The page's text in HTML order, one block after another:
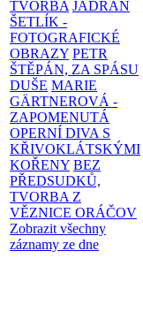
TVORBA JADRAN
ŠETLÍK -
FOTOGRAFICKÉ
OBRAZY PETR
ŠTĚPÁN, ZA SPÁSU
DUŠE MARIE
GÄRTNEROVÁ -
ZAPOMENUTÁ
OPERNÍ DIVA S
KŘIVOKLÁTSKÝMI
KOŘENY BEZ
PŘEDSUDKŮ,
TVORBA Z
VĚZNICE ORÁČOV
Zobrazit všechny
záznamy ze dne